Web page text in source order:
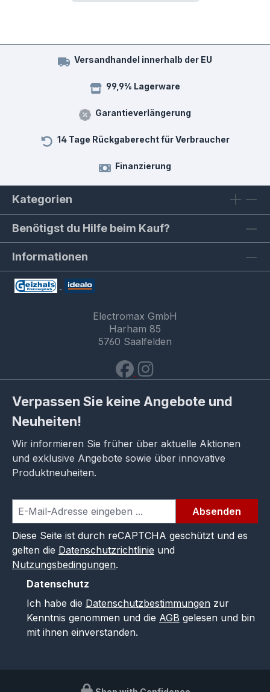
Versandhandel innerhalb der EU
99,9% Lagerware
Garantieverlängerung
14 Tage Rückgaberecht für Verbraucher
Finanzierung
Kategorien
Benötigst du Hilfe beim Kauf?
Informationen
Electromax GmbH
Harham 85
5760 Saalfelden
Verpassen Sie keine Angebote und
Neuheiten!
Wir informieren Sie früher über aktuelle Aktionen
und exklusive Angebote sowie über innovative
Produktneuheiten.
Absenden
Diese Seite ist durch reCAPTCHA geschützt und es
gelten die Datenschutzrichtlinie und
Nutzungsbedingungen.
Datenschutz
Ich habe die Datenschutzbestimmungen zur
Kenntnis genommen und die AGB gelesen und bin
mit ihnen einverstanden.